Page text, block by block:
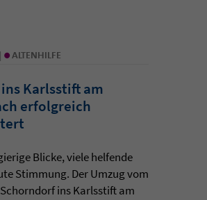
• ALTENHILFE
Karlsstift am
erfolgreich
Blicke, viele helfende
Stimmung. Der Umzug vom
ins Karlsstift am